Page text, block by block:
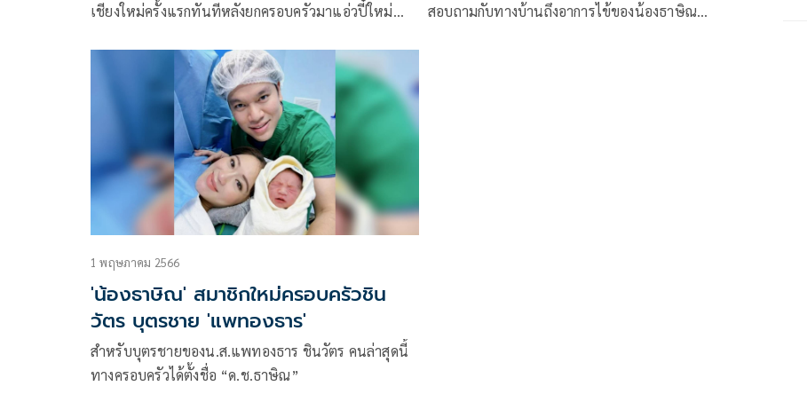
เชียงใหม่ครั้งแรกทันทีหลังยกครอบครัวมาแอ่วปี๋ใหม่
สอบถามกับทางบ้านถึงอาการไข้ของน้องธาษิณ
1 พฤษภาคม 2566
'น้องธาษิณ' สมาชิกใหม่ครอบครัวชิน
วัตร บุตรชาย 'แพทองธาร'
สำหรับบุตรชายของน.ส.แพทองธาร ชินวัตร คนล่าสุดนี้
ทางครอบครัวได้ตั้งชื่อ “ด.ช.ธาษิณ”